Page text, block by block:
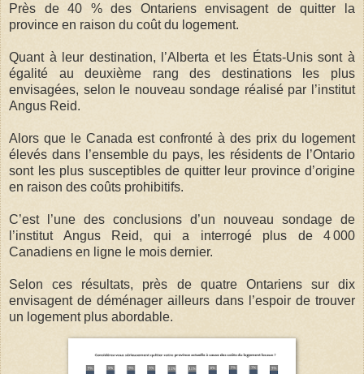
Près de 40 % des Ontariens envisagent de quitter la
province en raison du coût du logement.
Quant à leur destination, l’Alberta et les États-Unis sont à
égalité au deuxième rang des destinations les plus
envisagées, selon le nouveau sondage réalisé par l’institut
Angus Reid.
Alors que le Canada est confronté à des prix du logement
élevés dans l’ensemble du pays, les résidents de l’Ontario
sont les plus susceptibles de quitter leur province d’origine
en raison des coûts prohibitifs.
C’est l’une des conclusions d’un nouveau sondage de
l’institut Angus Reid, qui a interrogé plus de 4 000
Canadiens en ligne le mois dernier.
Selon ces résultats, près de quatre Ontariens sur dix
envisagent de déménager ailleurs dans l’espoir de trouver
un logement plus abordable.